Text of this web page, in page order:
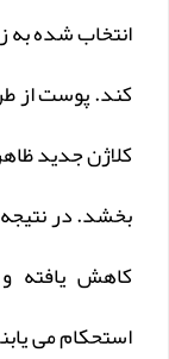
انتخاب شده به
کند. پوست از
کلاژن جدید
بخشد. در
کاهش یافته
استحکام می